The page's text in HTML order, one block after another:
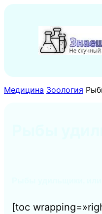
содержимому
Медицина Зоология
[toc